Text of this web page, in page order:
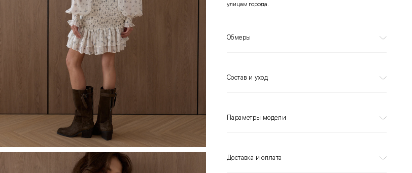
улицам города.
Обмеры
Состав и уход
Параметры модели
Доставка и оплата